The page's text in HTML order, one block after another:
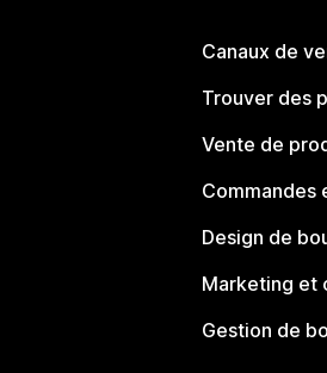
Canaux de
Trouver des
Vente de
Commandes
Design de
Marketing et
Gestion de